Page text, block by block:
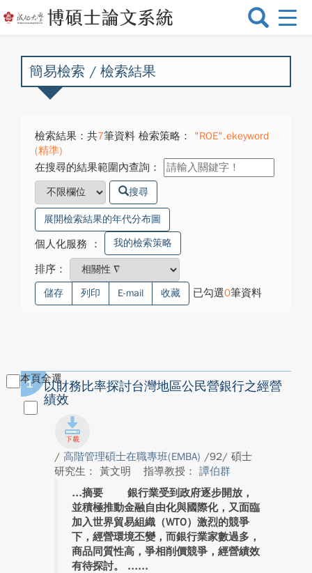
選
換
簡易檢索 / 檢索結果
檢索結果：共7筆資料 檢索策略：
"ROE".ekeyword
(精準)
在搜尋的結果範圍內查詢：
搜尋
展開檢索結果的年代分布圖
個人化服務 ： 我的檢索策略
排序：
儲存 列印 E-mail 收藏 已勾選0筆資料
本頁全選
1
以財務比率探討台灣地區公民營銀行之經營
績效
/ 高階管理碩士在職專班(EMBA) /92/ 碩士
研究生： 黃文明
指導教授： 譚伯群
摘要 銀行業受到政府逐步開放，
並積極推動金融自由化與國際化，又面臨
加入世界貿易組織（WTO）激烈的競爭
下，經營環境丕變，而銀行業家數過多，
商品同質性高，爭相削價競爭，經營績效
有待探討。 ...